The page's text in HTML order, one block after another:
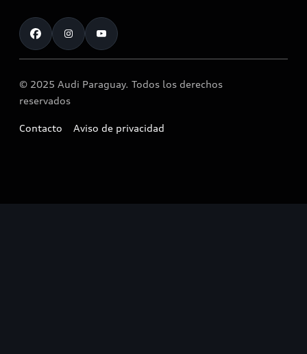
Audi Motorsport
Noticias
Llamado a revisión airbag Takata
Atención al cliente
© 2025 Audi Paraguay. Todos los derechos
reservados
Contacto Aviso de privacidad